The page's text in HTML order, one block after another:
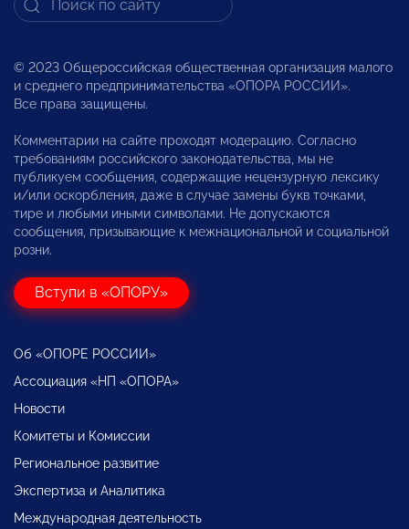
© 2023 Общероссийская общественная организация малого
и среднего предпринимательства «ОПОРА РОССИИ».
Все права защищены.
Комментарии на сайте проходят модерацию. Согласно
требованиям российского законодательства, мы не
публикуем сообщения, содержащие нецензурную лексику
и/или оскорбления, даже в случае замены букв точками,
тире и любыми иными символами. Не допускаются
сообщения, призывающие к межнациональной и социальной
розни.
Вступи в «ОПОРУ»
Об «ОПОРЕ РОССИИ»
Ассоциация «НП «ОПОРА»
Новости
Комитеты и Комиссии
Региональное развитие
Экспертиза и Аналитика
Международная деятельность